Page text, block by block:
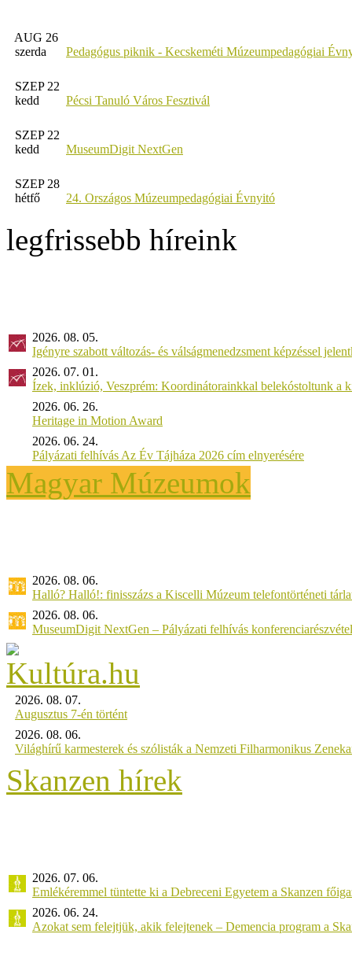
AUG 26
szerda
Pedagógus piknik - Kecskeméti Múzeumpedagógiai
SZEP 22
kedd
Pécsi Tanuló Város Fesztivál
SZEP 22
kedd
MuseumDigit NextGen
SZEP 28
hétfő
24. Országos Múzeumpedagógiai Évnyitó
legfrissebb híreink
2026. 08. 05.
Igényre szabott változás- és válságmenedzsment képzéssel
2026. 07. 01.
Ízek, inklúzió, Veszprém: Koordinátorainkkal belekóstoltunk a
2026. 06. 26.
Heritage in Motion Award
2026. 06. 24.
Pályázati felhívás Az Év Tájháza 2026 cím elnyerésére
Magyar Múzeumok
2026. 08. 06.
Halló? Halló!: finisszázs a Kiscelli Múzeum telefontörténeti
2026. 08. 06.
MuseumDigit NextGen – Pályázati felhívás
2026. 08. 07.
Augusztus 7-én történt
2026. 08. 06.
Világhírű karmesterek és szólisták a Nemzeti Filharmonikus
Skanzen hírek
2026. 07. 06.
Emlékéremmel tüntette ki a Debreceni Egyetem a Skanzen
2026. 06. 24.
Azokat sem felejtjük, akik felejtenek – Demencia program a